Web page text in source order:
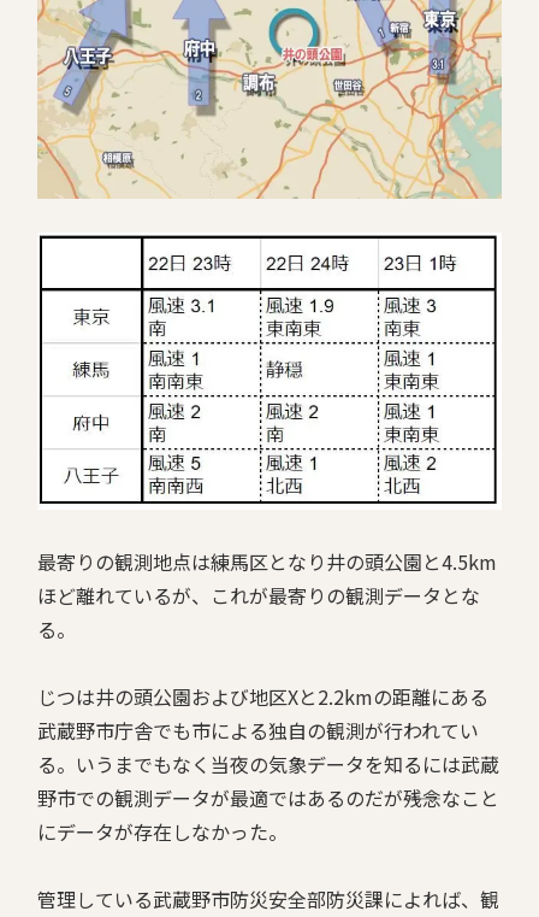
最寄りの観測地点は練馬区となり井の頭公園と4.5km
ほど離れているが、これが最寄りの観測データとな
る。
じつは井の頭公園および地区Xと2.2kmの距離にある
武蔵野市庁舎でも市による独自の観測が行われてい
る。いうまでもなく当夜の気象データを知るには武蔵
野市での観測データが最適ではあるのだが――残念なこと
にデータが存在しなかった。
管理している武蔵野市防災安全部防災課によれば、観